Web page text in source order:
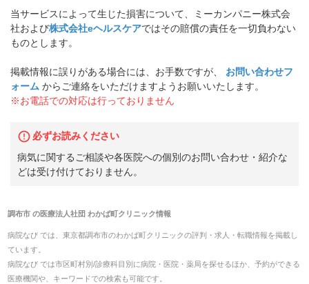
当サービスによって生じた損害について、ミーカンパニー株式会
社および株式会社eヘルスケアではその賠償の責任を一切負わない
ものとします。
掲載情報に誤りがある場合には、お手数ですが、
お問い合わせフ
ォーム からご連絡をいただけますようお願いいたします。
※お電話での対応は行っておりません
必ずお読みください
病気に関するご相談や各医院への個別のお問い合わせ・紹介な
どは受け付けておりません。
調布市の医療法人社団 わかば町クリニック情報
病院なび では、 東京都調布市のわかば町クリニックの評判・求人・転職情報を掲載し
ています。
病院なび では市区町村別/診療科目別に病院・医院・薬局を探せるほか、予約ができる
医療機関や、キーワードでの検索も可能です。